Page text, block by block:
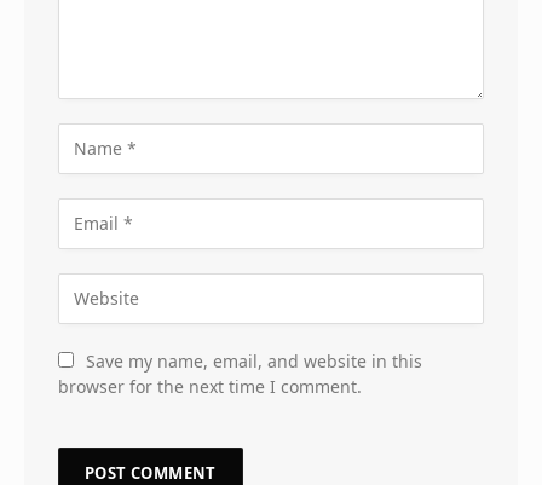
Save my name, email, and website in this
browser for the next time I comment.